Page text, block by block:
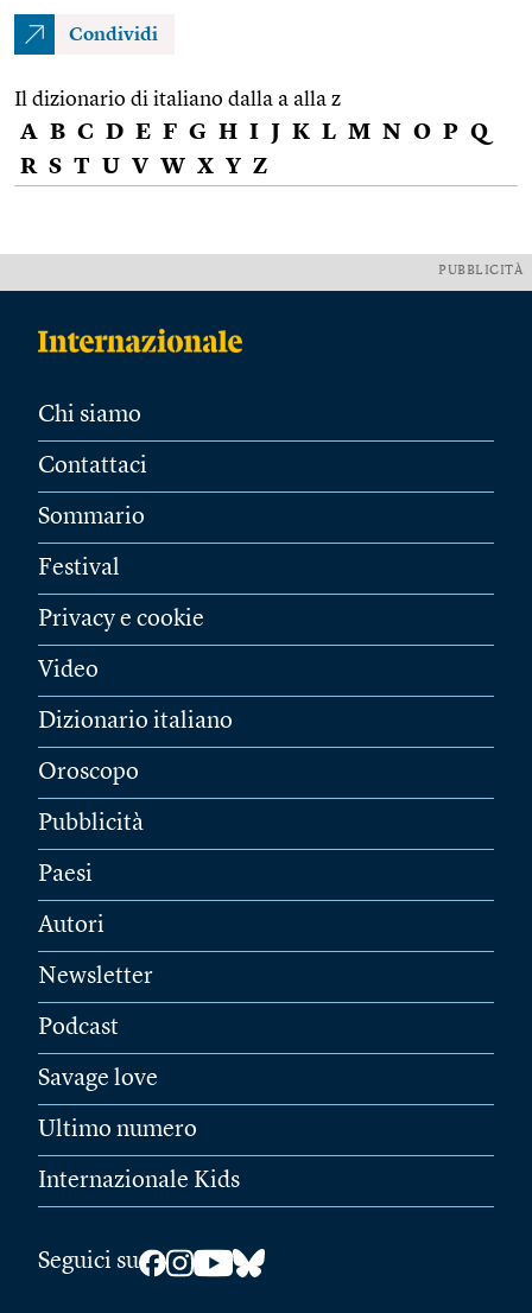
Condividi
Il dizionario di italiano dalla a alla z
A B C D E F G H I J K L M N O P Q
R S T U V W X Y Z
PUBBLICITÀ
Chi siamo
Contattaci
Sommario
Festival
Privacy e cookie
Video
Dizionario italiano
Oroscopo
Pubblicità
Paesi
Autori
Newsletter
Podcast
Savage love
Ultimo numero
Internazionale Kids
Seguici su